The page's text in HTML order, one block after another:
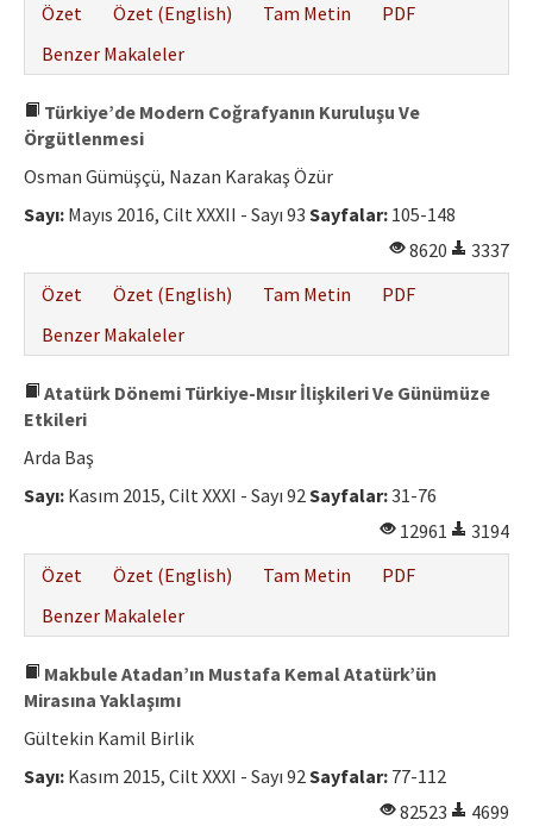
Özet
Özet (English) Tam Metin
PDF
Benzer Makaleler
Türkiye’de Modern Coğrafyanın Kuruluşu Ve
Örgütlenmesi
Osman Gümüşçü, Nazan Karakaş Özür
Sayı: Mayıs 2016, Cilt XXXII - Sayı 93 Sayfalar: 105-148
8620
3337
Özet
Özet (English) Tam Metin
PDF
Benzer Makaleler
Atatürk Dönemi Türkiye-Mısır İlişkileri Ve Günümüze
Etkileri
Arda Baş
Sayı: Kasım 2015, Cilt XXXI - Sayı 92Sayfalar:31-76
12961
3194
Özet
Özet (English) Tam Metin
PDF
Benzer Makaleler
Makbule Atadan’ın Mustafa Kemal Atatürk’ün
Mirasına Yaklaşımı
Gültekin Kamil Birlik
Sayı: Kasım 2015, Cilt XXXI - Sayı 92Sayfalar: 77-112
82523
4699